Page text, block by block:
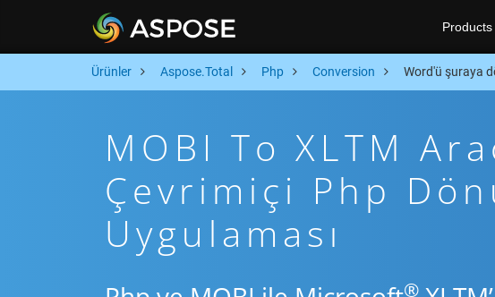
Products
Ürünler Aspose.Total Php Conversion Word'ü şuraya
MOBI To XLTM
Çevrimiçi Php
Uygulaması
®